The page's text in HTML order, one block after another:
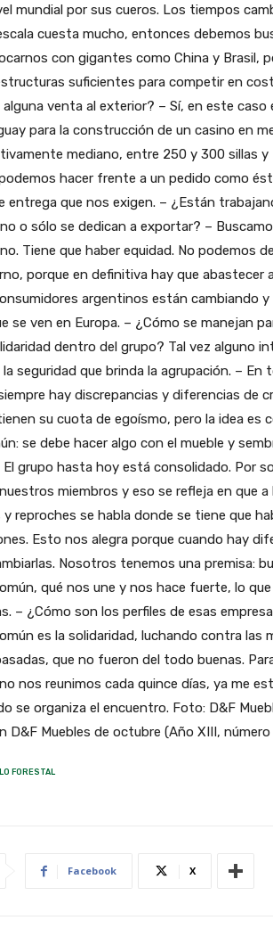
mundial por sus cueros. Los tiempos
cuesta mucho, entonces debemos
con gigantes como China y Brasil,
suficientes para competir en
venta al exterior? – Sí, en este caso
para la construcción de un casino en
mediano, entre 250 y 300 sillas y
hacer frente a un pedido como
entrega que nos exigen. – ¿Están
o sólo se dedican a exportar? –
Tiene que haber equidad. No podemos
porque en definitiva hay que abastecer
argentinos están cambiando y
se ven en Europa. – ¿Cómo se manejan
dentro del grupo? Tal vez alguno
seguridad que brinda la agrupación. – En
hay discrepancias y diferencias de
su cuota de egoísmo, pero la idea es
se debe hacer algo con el mueble y
grupo hasta hoy está consolidado. Por
miembros y eso se refleja en que a
reproches se habla donde se tiene que
Esto nos alegra porque cuando hay
Nosotros tenemos una premisa:
qué nos une y nos hace fuerte, lo
– ¿Cómo son los perfiles de esas
es la solidaridad, luchando contra las
que no fueron del todo buenas.
nos reunimos cada quince días, ya me
se organiza el encuentro. Foto: D&F
D&F Muebles de octubre (Año XIII, número
FORESTAL
Facebook X